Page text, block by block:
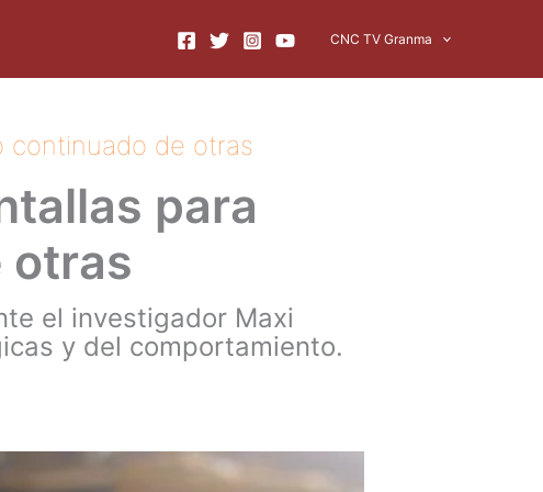
CNC TV Granma
continuado de otras
para
otras
el investigador Maxi
y del comportamiento.